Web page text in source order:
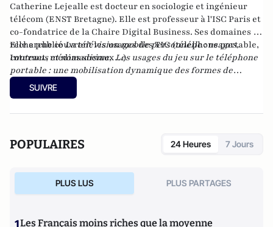
Catherine Lejealle est docteur en sociologie et ingénieur
télécom (ENST Bretagne). Elle est professeur à l'ISC Paris et
co-fondatrice de la Chaire Digital Business. Ses domaines de
recherche couvrent les usages des TIC (téléphone portable,
Internet, médias sociaux…)
Elle a publiéLa télévision mobile personnelle : usages,
contenus et nomadisme,Les usages du jeu sur le téléphone
portable : une mobilisation dynamique des formes de
sociabilité
aux Editions L'Harmattan et
hyperconnecté ! : 21 jours pour réussir sa détox digitale
SUIVRE
POPULAIRES 24 Heures 7 Jours
PLUS LUS PLUS PARTAGES
Les Français moins riches que la moyenne